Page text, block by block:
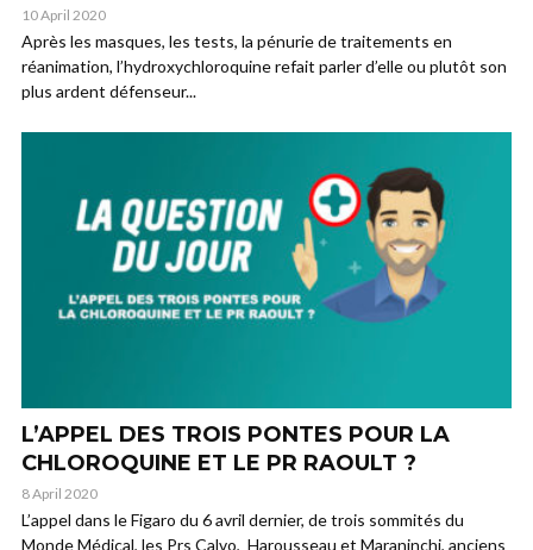
10 April 2020
Après les masques, les tests, la pénurie de traitements en
réanimation, l’hydroxychloroquine refait parler d’elle ou plutôt son
plus ardent défenseur...
L’APPEL DES TROIS PONTES POUR LA
CHLOROQUINE ET LE PR RAOULT ?
8 April 2020
L’appel dans le Figaro du 6 avril dernier, de trois sommités du
Monde Médical, les Prs Calvo, Harousseau et Maraninchi, anciens